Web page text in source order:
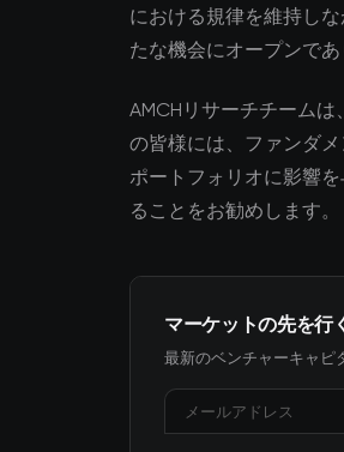
における規律を維持し
たな機会にオープンであ
AMCHリサーチチーム
の皆様には、ファンダ
ポートフォリオに影響
ることをお勧めします。
マーケットの先を行
最新のベンチャーキャピ